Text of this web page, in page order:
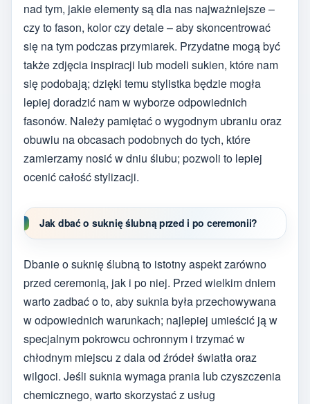
nad tym, jakie elementy są dla nas najważniejsze –
czy to fason, kolor czy detale – aby skoncentrować
się na tym podczas przymiarek. Przydatne mogą być
także zdjęcia inspiracji lub modeli sukien, które nam
się podobają; dzięki temu stylistka będzie mogła
lepiej doradzić nam w wyborze odpowiednich
fasonów. Należy pamiętać o wygodnym ubraniu oraz
obuwiu na obcasach podobnych do tych, które
zamierzamy nosić w dniu ślubu; pozwoli to lepiej
ocenić całość stylizacji.
Jak dbać o suknię ślubną przed i po ceremonii?
Dbanie o suknię ślubną to istotny aspekt zarówno
przed ceremonią, jak i po niej. Przed wielkim dniem
warto zadbać o to, aby suknia była przechowywana
w odpowiednich warunkach; najlepiej umieścić ją w
specjalnym pokrowcu ochronnym i trzymać w
chłodnym miejscu z dala od źródeł światła oraz
wilgoci. Jeśli suknia wymaga prania lub czyszczenia
chemicznego, warto skorzystać z usług